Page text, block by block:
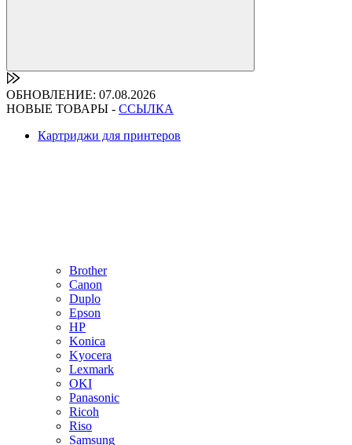
ОБНОВЛЕНИЕ: 07.08.2026
НОВЫЕ ТОВАРЫ - ССЫЛКА
Картриджи для принтеров
Brother
Canon
Duplo
Epson
HP
Konica
Kyocera
Lexmark
OKI
Panasonic
Ricoh
Riso
Samsung